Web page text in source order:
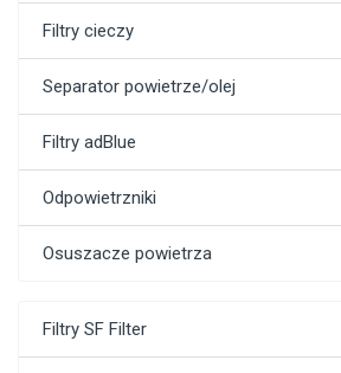
Filtry cieczy
Separator powietrze/olej
Filtry adBlue
Odpowietrzniki
Osuszacze powietrza
Filtry SF Filter